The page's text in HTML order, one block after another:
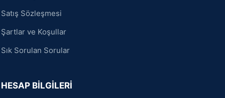
Satış Sözleşmesi
Şartlar ve Koşullar
Sık Sorulan Sorular
HESAP BİLGİLERİ